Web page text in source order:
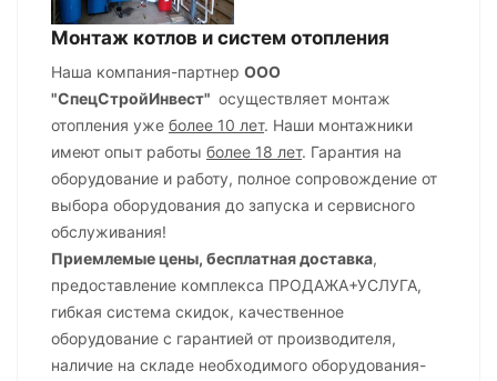
Монтаж котлов и систем отопления
Наша компания-партнер ООО
"СпецСтройИнвест" осуществляет монтаж
отопления уже более 10 лет. Наши монтажники
имеют опыт работы более 18 лет. Гарантия на
оборудование и работу, полное сопровождение от
выбора оборудования до запуска и сервисного
обслуживания!
Приемлемые цены, бесплатная доставка,
предоставление комплекса ПРОДАЖА+УСЛУГА,
гибкая система скидок, качественное
оборудование с гарантией от производителя,
наличие на складе необходимого оборудования-